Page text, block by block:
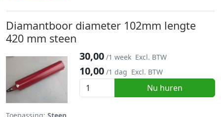
Diamantboor diameter 102mm lengte
420 mm steen
10,00 /1 dag Excl. BTW
30,00 /1 week Excl. BTW
Nu huren